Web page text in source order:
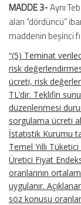
MADDE 3-Aynı
alan “dördüncü”
maddenin beşinci
“(5) Teminat
risk
ücreti, risk
TL’dir. Teklifin
düzenlenmesi
sorgulama ücreti
İstatistik Kurumu
Temel Yıllı
Üretici Fiyat
oranlarının
uygulanır.
söz konusu